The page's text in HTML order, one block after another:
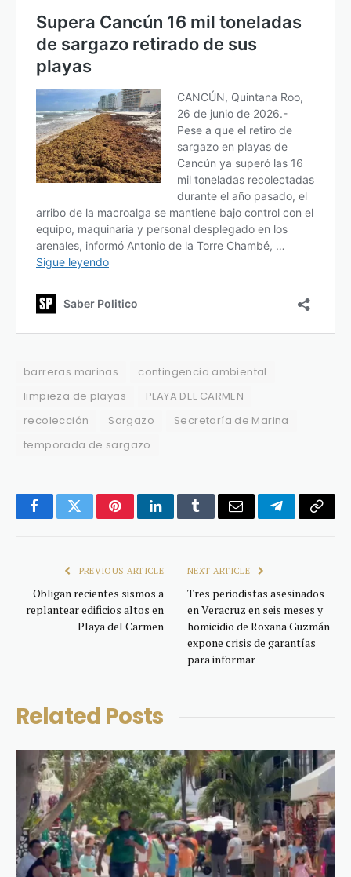
barreras marinas
contingencia ambiental
limpieza de playas
PLAYA DEL CARMEN
recolección
Sargazo
Secretaría de Marina
temporada de sargazo
FacebookTwitterPinterestLinkedInTumblrEmail TelegramCopy
PREVIOUS ARTICLE
Obligan recientes sismos a
replantear edificios altos en
Playa del Carmen
NEXT ARTICLE
Tres periodistas asesinados
en Veracruz en seis meses y
homicidio de Roxana Guzmán
expone crisis de garantías
para informar
Related Posts